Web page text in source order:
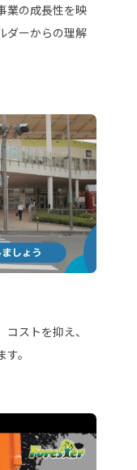
業の成長性を映
ダーからの理解
ストを抑え、
。